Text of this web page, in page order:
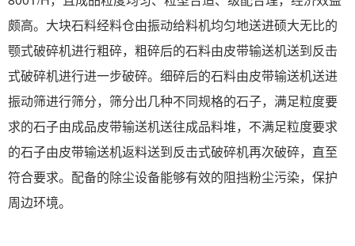
颇高。大块石料经料仓由振动给料机均匀地送进硕大无比的
颚式破碎机进行粗碎，粗碎后的石料由皮带输送机送到反击
式破碎机进行进一步破碎。细碎后的石料由皮带输送机送进
振动筛进行筛分，筛分出几种不同规格的石子，满足粒度要
求的石子由成品皮带输送机送往成品料堆，不满足粒度要求
的石子由皮带输送机返料送到反击式破碎机再次破碎，直至
符合要求。配备的除尘设备能够有效的阻挡粉尘污染，保护
周边环境。